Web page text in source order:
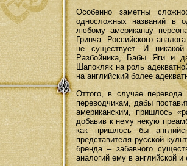
Особенно заметны
односложных названий в
любому американцу
Гринча. Российского
не существует. И
Разбойника, Бабы Яги и
Шапокляк на роль
на английский более
Оттого, в случае
переводчикам, дабы
американским, пришлось
добавив к нему некую
как пришлось бы
представителя русской
бренда – забавного
аналогий ему в английской